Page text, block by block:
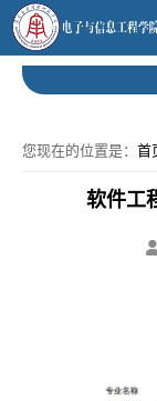
南昌应用技术师范学院
您现在的位置是： 首
软件工